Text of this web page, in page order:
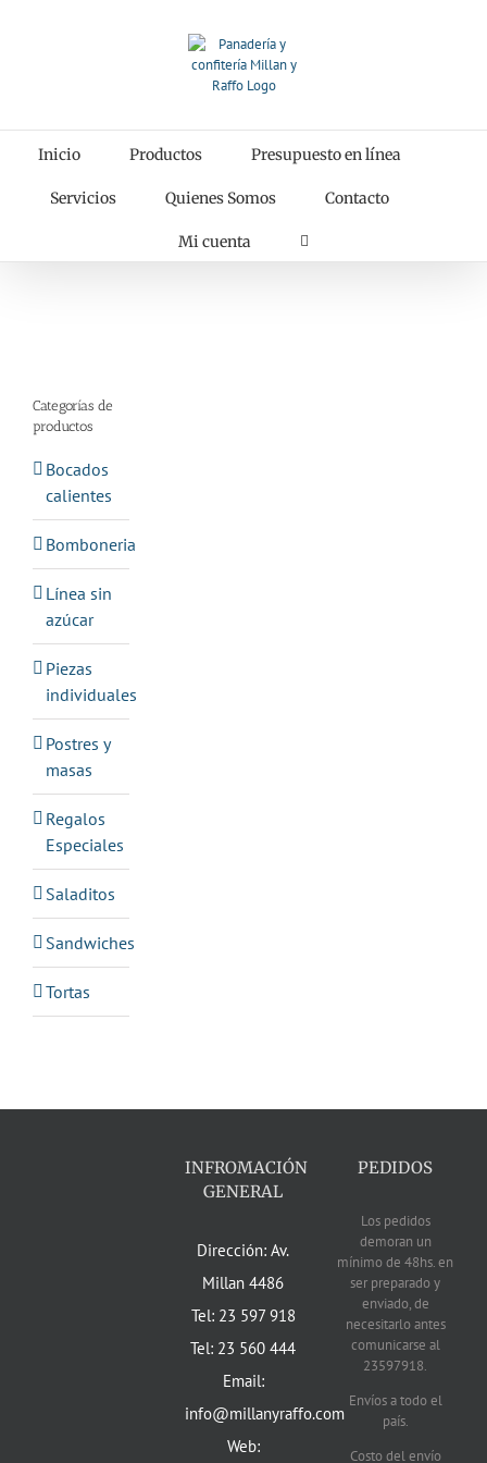
Inicio Productos Presupuesto en línea
Servicios Quienes Somos Contacto
Mi cuenta
Categorías de
productos
Bocados
calientes
Bomboneria
Línea sin
azúcar
Piezas
individuales
Postres y
masas
Regalos
Especiales
Saladitos
Sandwiches
Tortas
INFROMACIÓN
GENERAL
Dirección: Av.
Millan 4486
Tel: 23 597 918
Tel: 23 560 444
Email:
info@millanyraffo.com
Web:
PEDIDOS
Los pedidos
demoran un
mínimo de 48hs. en
ser preparado y
enviado, de
necesitarlo antes
comunicarse al
23597918.
Envíos a todo el
país.
Costo del envío